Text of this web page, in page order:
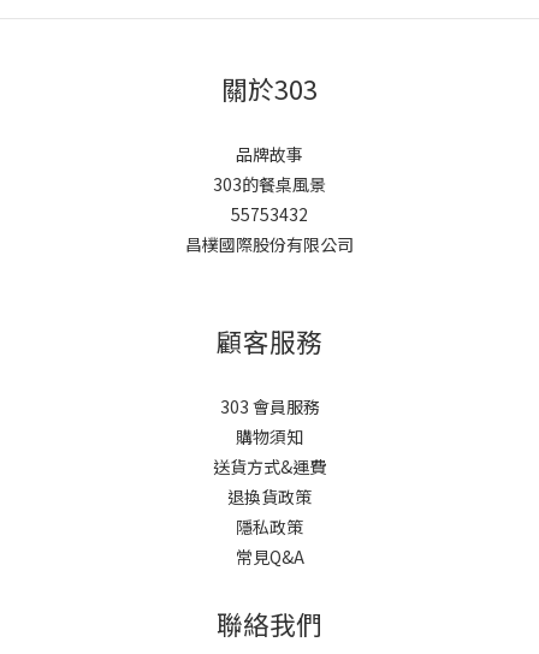
關於303
品牌故事
303的餐桌風景
55753432
昌樸國際股份有限公司
顧客服務
303 會員服務
購物須知
送貨方式&運費
退換貨政策
隱私政策
常見Q&A
聯絡我們